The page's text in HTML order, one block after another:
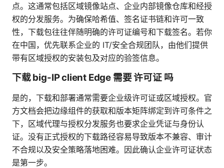
点。这通常包括区域镜像站点、企业内部镜像仓库和经授
权的分发服务。为确保哈希值、签名证书链和许可一致
性，下载包往往伴随明确的许可证编号和下载签名。若你
在中国，优先联系企业的 IT/安全合规团队，由他们提供
带有区域授权的安装包及对应的验签信息。
下载 big-IP client Edge 需要 许可证 吗
是的，下载和部署通常需要企业级许可证或区域授权。官
方文档会把边缘组件的获取和版本矩阵绑定到许可条件之
下，区域代理与授权分发服务也要求企业凭证与身份认
证。没有正式授权的下载路径容易导致版本不兼容、审计
不合规以及安全策略落地困难。因此确认企业许可证状态
是第一步。